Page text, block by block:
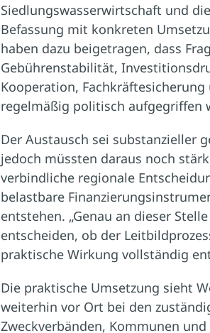
Siedlungswasserwirtschaft und
Befassung mit konkreten
haben dazu beigetragen, dass
Gebührenstabilität,
Kooperation, Fachkräftesicherung
regelmäßig politisch aufgegriffen
Der Austausch sei substanzieller
jedoch müssten daraus noch
verbindliche regionale
belastbare
entstehen. „Genau an dieser
entscheiden, ob der
praktische Wirkung vollständig
Die praktische Umsetzung sieht
weiterhin vor Ort bei den
Zweckverbänden, Kommunen und